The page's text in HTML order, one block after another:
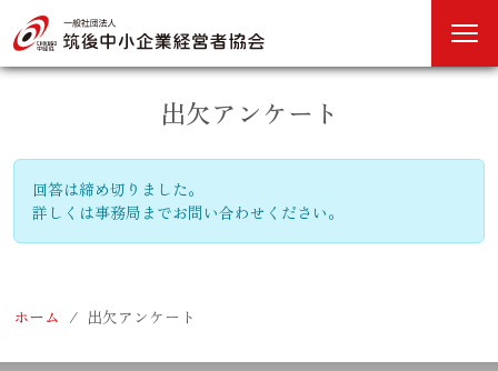
出欠アンケート
回答は締め切りました。
詳しくは事務局までお問い合わせください。
ホーム 出欠アンケート